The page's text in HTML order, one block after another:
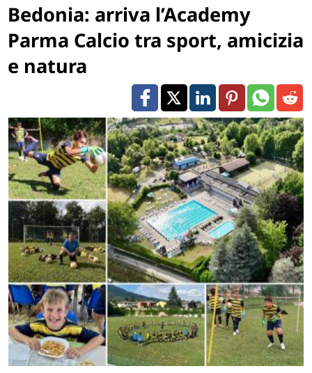
Bedonia: arriva l’Academy
Parma Calcio tra sport, amicizia
e natura